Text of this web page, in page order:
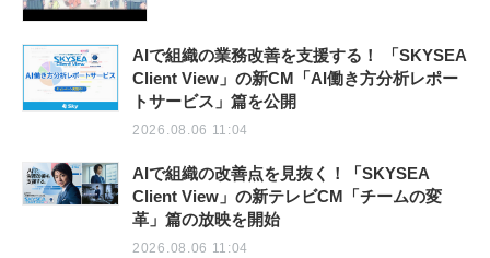
AIで組織の業務改善を支援する！ 「SKYSEA
Client View」の新CM「AI働き方分析レポー
トサービス」篇を公開
2026.08.06 11:04
AIで組織の改善点を見抜く！「SKYSEA
Client View」の新テレビCM「チームの変
革」篇の放映を開始
2026.08.06 11:04